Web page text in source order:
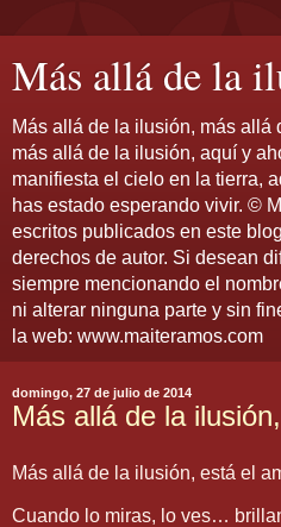
Más allá de la
Más allá de la ilusión, más allá
más allá de la ilusión, aquí y
manifiesta el cielo en la tierra,
has estado esperando vivir. ©
escritos publicados en este
derechos de autor. Si desean
siempre mencionando el
ni alterar ninguna parte y sin
la web: www.maiteramos.com
domingo, 27 de julio de 2014
Más allá de la
Más allá de la ilusión, está el
Cuando lo miras, lo ves…